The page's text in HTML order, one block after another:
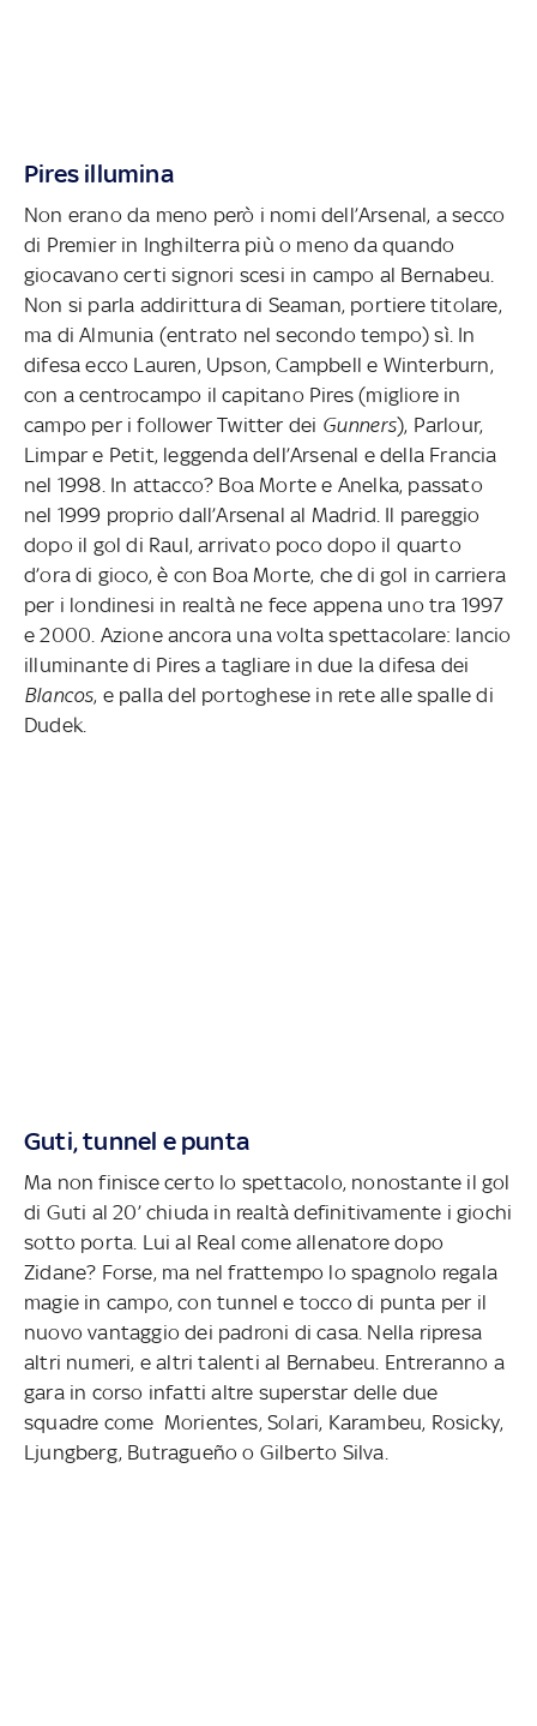
Pires illumina
Non erano da meno però i nomi dell’Arsenal, a secco
di Premier in Inghilterra più o meno da quando
giocavano certi signori scesi in campo al Bernabeu.
Non si parla addirittura di Seaman, portiere titolare,
ma di Almunia (entrato nel secondo tempo) sì. In
difesa ecco Lauren, Upson, Campbell e Winterburn,
con a centrocampo il capitano Pires (migliore in
campo per i follower Twitter dei Gunners), Parlour,
Limpar e Petit, leggenda dell’Arsenal e della Francia
nel 1998. In attacco? Boa Morte e Anelka, passato
nel 1999 proprio dall’Arsenal al Madrid. Il pareggio
dopo il gol di Raul, arrivato poco dopo il quarto
d’ora di gioco, è con Boa Morte, che di gol in carriera
per i londinesi in realtà ne fece appena uno tra 1997
e 2000. Azione ancora una volta spettacolare: lancio
illuminante di Pires a tagliare in due la difesa dei
Blancos, e palla del portoghese in rete alle spalle di
Dudek.
Guti, tunnel e punta
Ma non finisce certo lo spettacolo, nonostante il gol
di Guti al 20’ chiuda in realtà definitivamente i giochi
sotto porta. Lui al Real come allenatore dopo
Zidane? Forse, ma nel frattempo lo spagnolo regala
magie in campo, con tunnel e tocco di punta per il
nuovo vantaggio dei padroni di casa. Nella ripresa
altri numeri, e altri talenti al Bernabeu. Entreranno a
gara in corso infatti altre superstar delle due
squadre come Morientes, Solari, Karambeu, Rosicky,
Ljungberg, Butragueño o Gilberto Silva.